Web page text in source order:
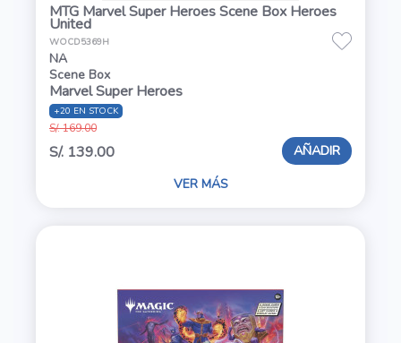
MTG Marvel Super Heroes Scene Box Heroes
United
WOCD5369H
NA
Scene Box
Marvel Super Heroes
+20 EN STOCK
S/. 169.00
S/. 139.00 AÑADIR
VER MÁS